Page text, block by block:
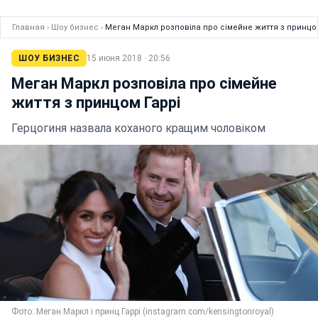
Главная › Шоу бизнес › Меган Маркл розповіла про сімейне життя з
ШОУ БИЗНЕС 15 июня 2018 · 20:56
Меган Маркл розповіла про сімейне
життя з принцом Гаррі
Герцогиня назвала коханого кращим чоловіком
Фото: Меган Маркл і принц Гаррі (instagram.com/kensingtonroyal)